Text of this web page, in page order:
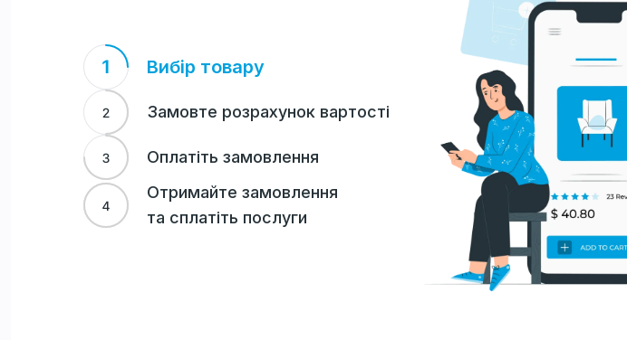
Вибір товару
Замовте розрахунок вартості
Оплатіть замовлення
Отримайте замовлення
та сплатіть послуги